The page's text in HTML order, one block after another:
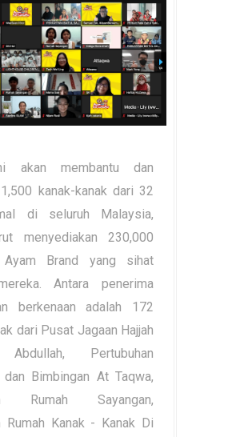
akan membantu dan
kanak-kanak dari 32
di seluruh Malaysia,
menyediakan 230,000
Ayam Brand yang sihat
Antara penerima
berkenaan adalah 172
dari Pusat Jagaan Hajjah
Abdullah, Pertubuhan
dan Bimbingan At Taqwa,
Rumah Sayangan,
Rumah Kanak - Kanak Di